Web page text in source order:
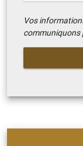
Vos
communiquons